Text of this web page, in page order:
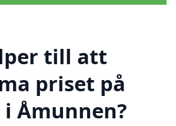
till att
priset på
Åmunnen?